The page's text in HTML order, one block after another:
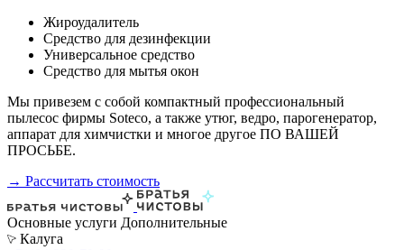
Жироудалитель
Средство для дезинфекции
Универсальное средство
Средство для мытья окон
Мы привезем с собой компактный профессиональный
пылесос фирмы Soteco, а также утюг, ведро, парогенератор,
аппарат для химчистки и многое другое ПО ВАШЕЙ
ПРОСЬБЕ.
→ Рассчитать стоимость
Основные услуги Дополнительные
Калуга